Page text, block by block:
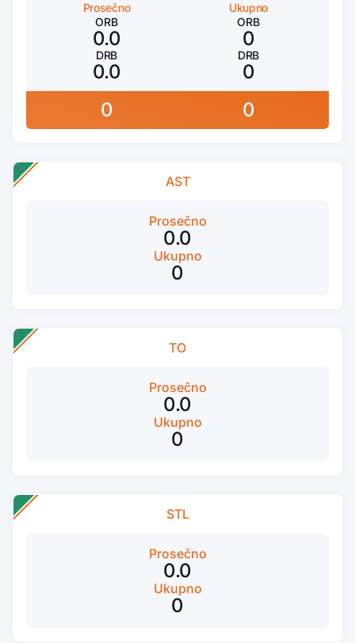
Prosečno
ORB
0.0
DRB
0.0
Ukupno
ORB
0
DRB
0
0
0
AST
Prosečno
0.0
Ukupno
0
TO
Prosečno
0.0
Ukupno
0
STL
Prosečno
0.0
Ukupno
0